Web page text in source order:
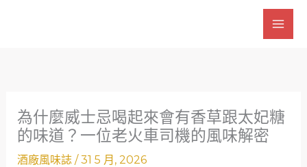
為什麼威士忌喝起來會有香草跟太妃糖
的味道？一位老火車司機的風味解密
酒廠風味誌/31 5 月, 2026